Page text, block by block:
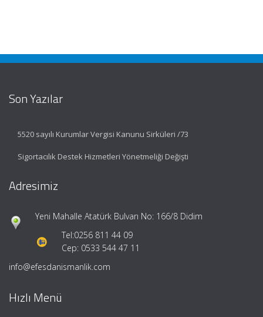
Son Yazılar
5520 sayılı Kurumlar Vergisi Kanunu Sirküleri /73
Sigortacılık Destek Hizmetleri Yönetmeliği Değişti
Adresimiz
Yeni Mahalle Atatürk Bulvarı No: 166/8 Didim
Tel:0256 811 44 09
Cep: 0533 544 47 11
info@efesdanismanlik.com
Hızlı Menü